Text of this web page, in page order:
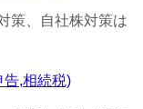
策、自社株対策は
告,相続税)